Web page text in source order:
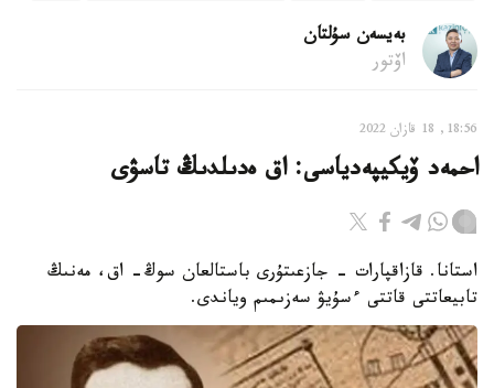
بەيسەن سۇلتان
اۆتور
18:56, 18 قازان 2022
احمەد ۆيكيپەدياسى: اق ەدىلدىڭ تاسۋى
استانا. قازاقپارات - جازعىتۇرى باستالعان سوڭ- اق، مەنىڭ
تابيعاتتى قاتتى ءسۇيۋ سەزىمىم وياندى.